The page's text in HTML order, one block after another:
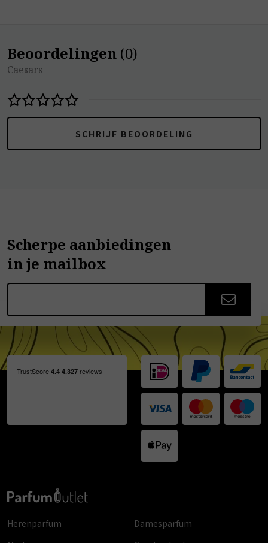
Beoordelingen (0)
Caesars
SCHRIJF BEOORDELING
Scherpe aanbiedingen
in je mailbox
Herenparfum
Damesparfum